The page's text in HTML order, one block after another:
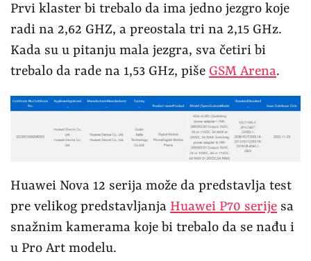
Prvi klaster bi trebalo da ima jedno jezgro koje
radi na 2,62 GHZ, a preostala tri na 2,15 GHz.
Kada su u pitanju mala jezgra, sva četiri bi
trebalo da rade na 1,53 GHz, piše GSM Arena.
Huawei Nova 12 serija može da predstavlja test
pre velikog predstavljanja Huawei P70 serije sa
snažnim kamerama koje bi trebalo da se nađu i
u Pro Art modelu.